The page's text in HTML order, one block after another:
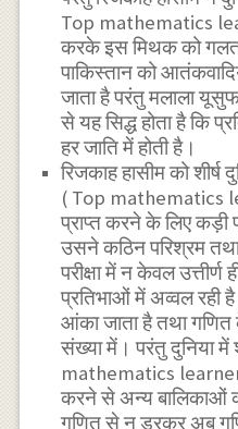
Top mathematics
करके इस मिथक को गलत
पाकिस्तान को
जाता है परंतु मलाला
से यह सिद्ध होता है कि
हर जाति में होती है।
रिजकाह हासीम को शीर्ष
( Top mathematics
प्राप्त करने के लिए कड़ी
उसने कठिन परिश्रम तथा
परीक्षा में न केवल
प्रतिभाओं में अव्वल रही
आंका जाता है तथा गणित
संख्या में। परंतु दुनिया में
mathematics learner
करने से अन्य बालिकाओं
गणित से न डरकर अब